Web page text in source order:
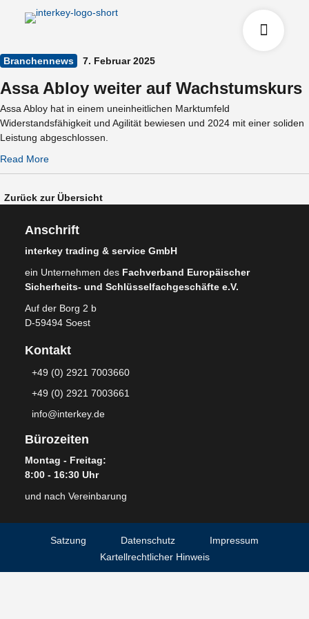
Branchennews 7. Februar 2025
Assa Abloy weiter auf Wachstumskurs
Assa Abloy hat in einem uneinheitlichen Marktumfeld
Widerstandsfähigkeit und Agilität bewiesen und 2024 mit einer soliden
Leistung abgeschlossen.
Read More
Zurück zur Übersicht
Anschrift
interkey trading & service GmbH
ein Unternehmen des Fachverband Europäischer
Sicherheits- und Schlüsselfachgeschäfte e.V.
Auf der Borg 2 b
D-59494 Soest
Kontakt
+49 (0) 2921 7003660
+49 (0) 2921 7003661
info@interkey.de
Bürozeiten
Montag - Freitag:
8:00 - 16:30 Uhr
und nach Vereinbarung
Satzung Datenschutz
Impressum
Kartellrechtlicher Hinweis